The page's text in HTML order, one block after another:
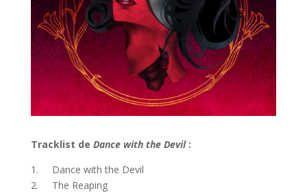
Tracklist de Dance with the Devil :
1. Dance with the Devil
2. The Reaping